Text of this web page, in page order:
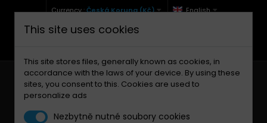
Currency :Česká Koruna (Kč) English
+420 771 127 977 (Po-Pá, 9-12 a 13-17)
This site uses cookies
This site stores files, generally known as cookies, in
accordance with the laws of your device. By using these
sites, you consent to this. Cookies are used to
personalize ads
Nezbytně nutné soubory cookies